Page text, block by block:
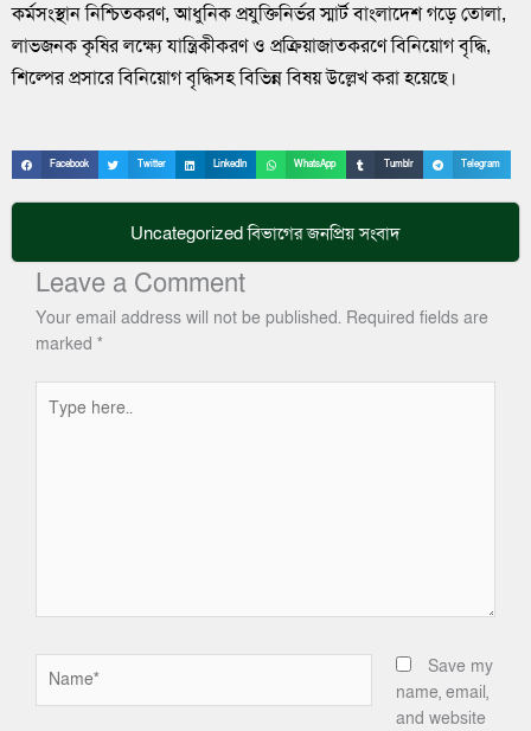
কর্মসংস্থান নিশ্চিতকরণ, আধুনিক প্রযুক্তিনির্ভর স্মার্ট বাংলাদেশ গড়ে তোলা,
লাভজনক কৃষির লক্ষ্যে যান্ত্রিকীকরণ ও প্রক্রিয়াজাতকরণে বিনিয়োগ বৃদ্ধি,
শিল্পের প্রসারে বিনিয়োগ বৃদ্ধিসহ বিভিন্ন বিষয় উল্লেখ করা হয়েছে।
Facebook Twitter LinkedIn WhatsApp Tumblr Telegram
Uncategorizedবিভাগের জনপ্রিয় সংবাদ
Leave a Comment
Your email address will not be published. Required fields are
marked *
here..
Save my
name, email,
and website